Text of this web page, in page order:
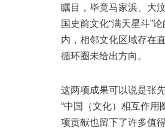
瞩目，毕竟马家浜、大
国史前文化“满天星斗”
内，相邻文化区域存在
循环圈未给出方向。
这两项成果可以说是张
“中国（文化）相互作用
项贡献也留下了许多值